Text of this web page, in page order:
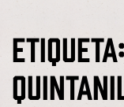
Etiqueta: